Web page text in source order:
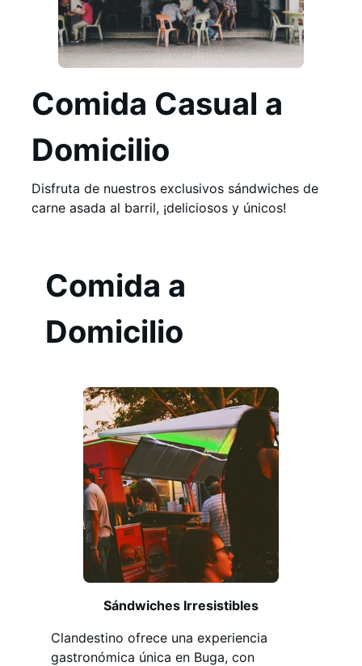
Comida Casual a
Domicilio
Disfruta de nuestros exclusivos sándwiches de
carne asada al barril, ¡deliciosos y únicos!
Comida a
Domicilio
Sándwiches Irresistibles
Clandestino ofrece una experiencia
gastronómica única en Buga, con